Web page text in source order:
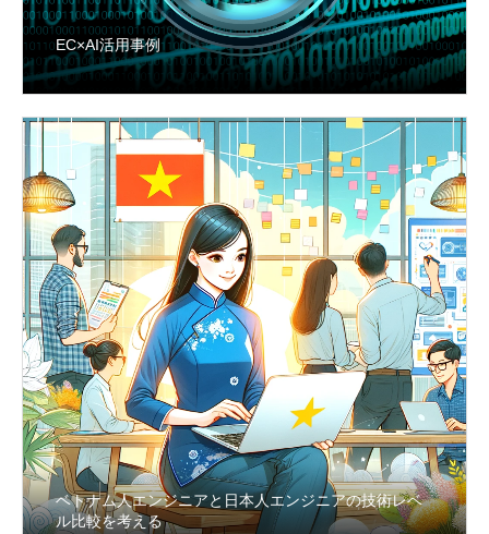
EC×AI活用事例
ベトナム人エンジニアと日本人エンジニアの技術レベ
ル比較を考える